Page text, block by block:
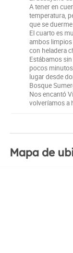
A tener en
temperatura,
que se
El cuarto es
ambos
con heladera
Estábamos
pocos
lugar desde
Bosque
Nos encantó
volveríamos a
Mapa de